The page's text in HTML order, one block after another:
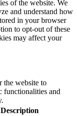
of the website. We
and understand how
in your browser
to opt-out of these
may affect your
the website to
functionalities and
Description